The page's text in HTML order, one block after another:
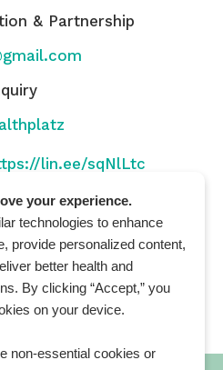
& Partnership
lin.ee/sqNlLtc
your experience.
technologies to enhance
provide personalized content,
better health and
By clicking “Accept,” you
on your device.
non-essential cookies or